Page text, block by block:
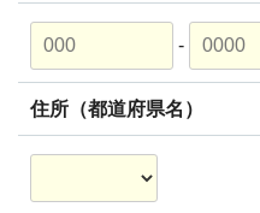
-
住所（都道府県名）